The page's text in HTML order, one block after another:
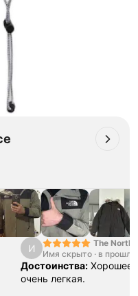
И
The North
Print Zip
Имя скрыто · в
Достоинства: Хорошее
очень легкая.